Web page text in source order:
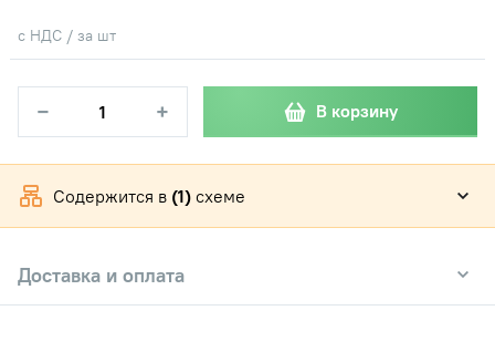
с НДС / за шт
− + В корзину
Содержится в (1) схеме
Доставка и оплата